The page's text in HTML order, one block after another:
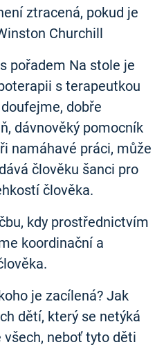
ztracená, pokud je
Churchill
pořadem Na stole je
s terapeutkou
dobře
dávnověký pomocník
namáhavé práci, může
člověku šanci pro
člověka.
kdy prostřednictvím
koordinační a
je zacílená? Jak
dětí, který se netýká
neboť tyto děti